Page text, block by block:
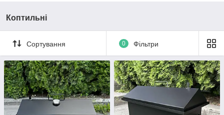
Коптильні
Сортування 0 Фільтри